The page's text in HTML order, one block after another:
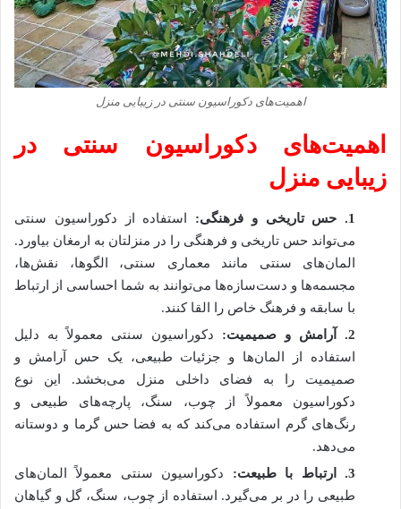
اهمیت‌های دکوراسیون سنتی در زیبایی منزل
اهمیت‌های دکوراسیون سنتی در
زیبایی منزل
1
. حس تاریخی و فرهنگی: استفاده از دکوراسیون سنتی
می‌تواند حس تاریخی و فرهنگی را در منزلتان به ارمغان بیاورد.
المان‌های سنتی مانند معماری سنتی، الگوها، نقش‌ها،
مجسمه‌ها و دست‌سازه‌ها می‌توانند به شما احساسی از ارتباط
با سابقه و فرهنگ خاص را القا کنند.
2
. آرامش و صمیمیت: دکوراسیون سنتی معمولاً به دلیل
استفاده از المان‌ها و جزئیات طبیعی، یک حس آرامش و
صمیمیت را به فضای داخلی منزل می‌بخشد. این نوع
دکوراسیون معمولاً از چوب، سنگ، پارچه‌های طبیعی و
رنگ‌های گرم استفاده می‌کند که به فضا حس گرما و دوستانه
می‌دهد.
3
. ارتباط با طبیعت: دکوراسیون سنتی معمولاً المان‌های
طبیعی را در بر می‌گیرد. استفاده از چوب، سنگ، گل و گیاهان